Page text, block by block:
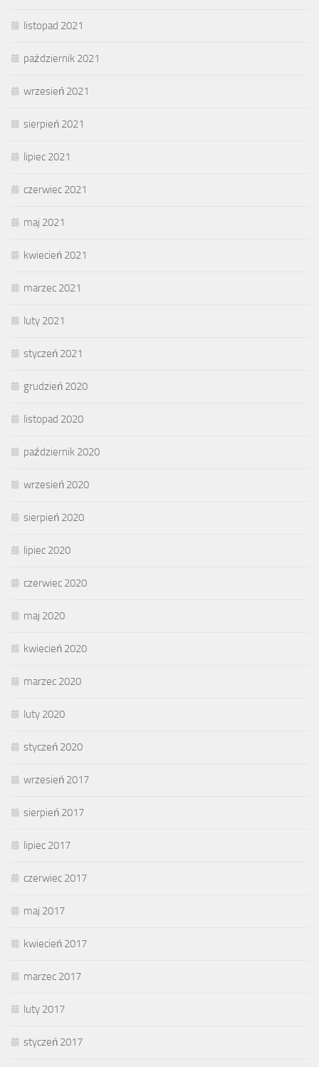
listopad 2021
październik 2021
wrzesień 2021
sierpień 2021
lipiec 2021
czerwiec 2021
maj 2021
kwiecień 2021
marzec 2021
luty 2021
styczeń 2021
grudzień 2020
listopad 2020
październik 2020
wrzesień 2020
sierpień 2020
lipiec 2020
czerwiec 2020
maj 2020
kwiecień 2020
marzec 2020
luty 2020
styczeń 2020
wrzesień 2017
sierpień 2017
lipiec 2017
czerwiec 2017
maj 2017
kwiecień 2017
marzec 2017
luty 2017
styczeń 2017